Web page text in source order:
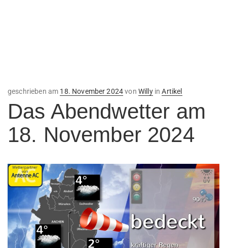
geschrieben am Veröffentlicht
am
18. November 2024von WillyinArtikel
Das Abendwetter am
18. November 2024